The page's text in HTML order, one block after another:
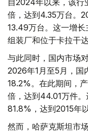
倍，达到4.35万台。
13.49万台。这一增
组装厂和位于卡拉干
与此同时，国内市场
2026年1月至5月，国
18.2%。在此期间，
倍，达到44.01万件
81.8%，达到2015年
然而，哈萨克斯坦市